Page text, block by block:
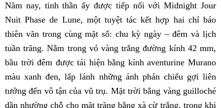
Năm nay, tinh thần ấy được tiếp nối với Midnight Jour
Nuit Phase de Lune, một tuyệt tác kết hợp hai chỉ báo
thiên văn trong cùng mặt số: chu kỳ ngày – đêm và lịch
tuần trăng. Nằm trong vỏ vàng trắng đường kính 42 mm,
bầu trời đêm được tái hiện bằng kính aventurine Murano
màu xanh đen, lấp lánh những ánh phản chiếu gợi liên
tưởng đến vô tận của vũ trụ. Mặt trời bằng vàng guilloché
dần nhường chỗ cho mặt trăng bằng xà cừ trắng, trong khi